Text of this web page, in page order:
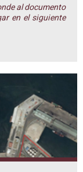
al documento
en el siguiente